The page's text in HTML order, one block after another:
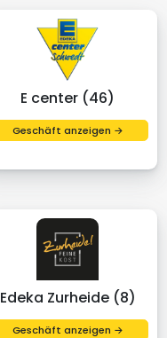
E center (46)
Geschäft anzeigen →
Edeka Zurheide (8)
Geschäft anzeigen →